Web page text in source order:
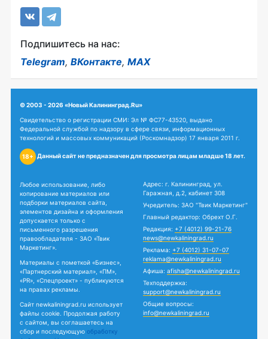
Подпишитесь на нас:
Telegram, ВКонтакте, MAX
© 2003 - 2026 «Новый Калининград.Ru»
Свидетельство о регистрации СМИ: Эл № ФС77-43520, выдано
Федеральной службой по надзору в сфере связи, информационных
технологий и массовых коммуникаций (Роскомнадзор) 17 января 2011 г.
18+ Данный сайт не предназначен для просмотра лицам младше 18 лет.
Любое использование, либо
копирование материалов или
подборки материалов сайта,
элементов дизайна и оформления
допускается только с
письменного разрешения
правообладателя - ЗАО «Твик
Маркетинг».
Материалы с пометкой «Бизнес»,
«Партнерский материал», «ПМ»,
«PR», «Спецпроект» - публикуются
на правах рекламы.
Сайт newkaliningrad.ru использует
файлы cookie. Продолжая работу
с сайтом, вы соглашаетесь на
сбор и последующую обработку
Адрес: г. Калининград, ул.
Гаражная, д.2, кабинет 308
Учредитель: ЗАО "Твик Маркетинг"
Главный редактор: Обрехт О.Г.
Редакция: +7 (4012) 99-21-76
news@newkaliningrad.ru
Реклама: +7 (4012) 31-07-07
reklama@newkaliningrad.ru
Афиша: afisha@newkaliningrad.ru
Техподдержка:
support@newkaliningrad.ru
Общие вопросы:
info@newkaliningrad.ru